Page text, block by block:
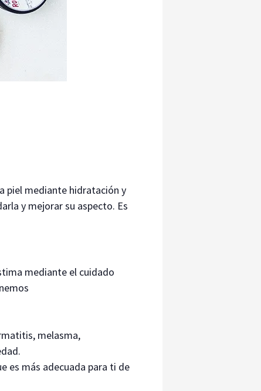
piel mediante hidratación y
y mejorar su aspecto. Es
mediante el cuidado
melasma,
es más adecuada para ti de